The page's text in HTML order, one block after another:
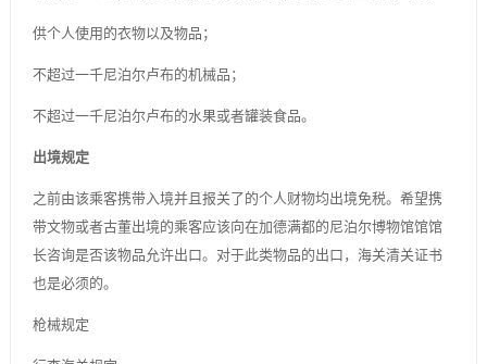
供个人使用的衣物以及物品；
不超过一千尼泊尔卢布的机械品；
不超过一千尼泊尔卢布的水果或者罐装食品。
出境规定
之前由该乘客携带入境并且报关了的个人财物均出境免税。希望携
带文物或者古董出境的乘客应该向在加德满都的尼泊尔博物馆馆馆
长咨询是否该物品允许出口。对于此类物品的出口，海关清关证书
也是必须的。
枪械规定